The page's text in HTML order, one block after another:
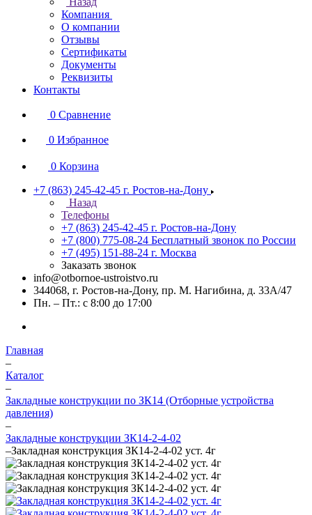
Компания
О компании
Отзывы
Сертификаты
Документы
Реквизиты
Контакты
0 Сравнение
0 Избранное
0 Корзина
+7 (863) 245-42-45 г. Ростов-на-Дону
Назад
Телефоны
+7 (863) 245-42-45 г. Ростов-на-Дону
+7 (800) 775-08-24 Бесплатный звонок по России
+7 (495) 151-88-24 г. Москва
Заказать звонок
info@otbornoe-ustroistvo.ru
344068, г. Ростов-на-Дону, пр. М. Нагибина, д. 33А/47
Пн. – Пт.: с 8:00 до 17:00
Главная
–
Каталог
–
Закладные конструкции по ЗК14 (Отборные устройства
давления)
–
Закладные конструкции ЗК14-2-4-02
–Закладная конструкция ЗК14-2-4-02 уст. 4г